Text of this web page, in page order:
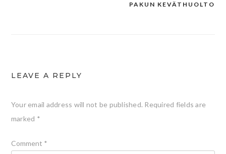
PAKUN KEVÄTHUOLTO
LEAVE A REPLY
Your email address will not be published. Required fields are
marked *
Comment *